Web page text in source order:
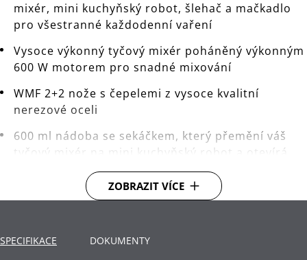
mixér, mini kuchyňský robot, šlehač a mačkadlo
pro všestranné každodenní vaření
Vysoce výkonný tyčový mixér poháněný výkonným
600 W motorem pro snadné mixování
WMF 2+2 nože s čepelemi z vysoce kvalitní
nerezové oceli
600 ml nádoba se sekáčkem, který přemění váš
tyčový mixér na mini kuchyňský robot a otevírá
nekonečné kulinářské možnosti
Šlehací metla pro dokonalou přípravu domácí
Mačkadlo je vhodné pro dětskou výživu nebo
ZOBRAZIT VÍCE
SPECIFIKACE DOKUMENTY